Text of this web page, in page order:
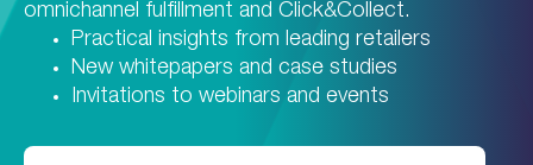
omnichannel fulfillment and Click&Collect.
Practical insights from leading retailers
New whitepapers and case studies
Invitations to webinars and events